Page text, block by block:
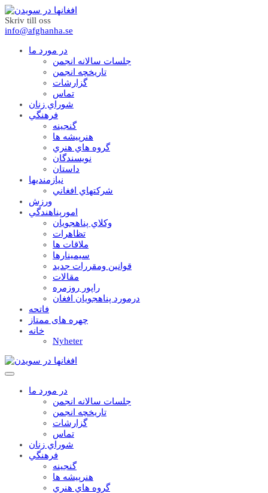
Skriv till oss
info@afghanha.se
در مورد ما
جلسات سالانه انجمن
تاریخچه انجمن
گزارشات
تماس
شوراي زنان
فرهنگي
گنجينه
هنرپيشه ها
گروه هاي هنري
نويسندگان
داستان
نيازمنديها
شرکتهاي افغاني
ورزش
امورپناهندگي
وکلاي پناهجويان
تظاهرات
ملاقات ها
سيمينارها
قوانين ومقررات جديد
مقالات
راپور روزمره
درمورد پناهجويان افغان
فاتحه
چهره های ممتاز
خانه
Nyheter
در مورد ما
جلسات سالانه انجمن
تاریخچه انجمن
گزارشات
تماس
شوراي زنان
فرهنگي
گنجينه
هنرپيشه ها
گروه هاي هنري